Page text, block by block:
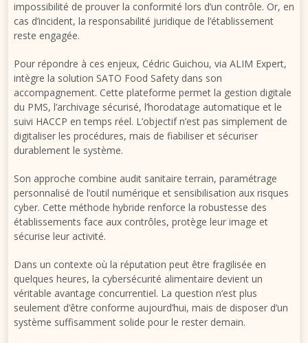
impossibilité de prouver la conformité lors d’un contrôle. Or, en
cas d’incident, la responsabilité juridique de l’établissement
reste engagée.
Pour répondre à ces enjeux, Cédric Guichou, via ALIM Expert,
intègre la solution SATO Food Safety dans son
accompagnement. Cette plateforme permet la gestion digitale
du PMS, l’archivage sécurisé, l’horodatage automatique et le
suivi HACCP en temps réel. L’objectif n’est pas simplement de
digitaliser les procédures, mais de fiabiliser et sécuriser
durablement le système.
Son approche combine audit sanitaire terrain, paramétrage
personnalisé de l’outil numérique et sensibilisation aux risques
cyber. Cette méthode hybride renforce la robustesse des
établissements face aux contrôles, protège leur image et
sécurise leur activité.
Dans un contexte où la réputation peut être fragilisée en
quelques heures, la cybersécurité alimentaire devient un
véritable avantage concurrentiel. La question n’est plus
seulement d’être conforme aujourd’hui, mais de disposer d’un
système suffisamment solide pour le rester demain.